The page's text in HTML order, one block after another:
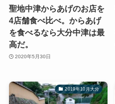
聖地中津からあげのお店を
4店舗食べ比べ。からあげ
を食べるなら大分中津は最
高だ。
2020年5月30日
2019年10月大分